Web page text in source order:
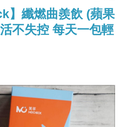
】纖燃曲羨飲 (蘋果
不失控 每天一包輕